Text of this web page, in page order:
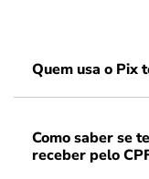
Quem usa o Pix
Como saber se
receber pelo